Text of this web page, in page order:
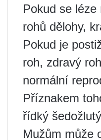
Pokud se
rohů dělohy,
Pokud je
roh, zdravý
normální
Příznakem
řídký
Mužům může